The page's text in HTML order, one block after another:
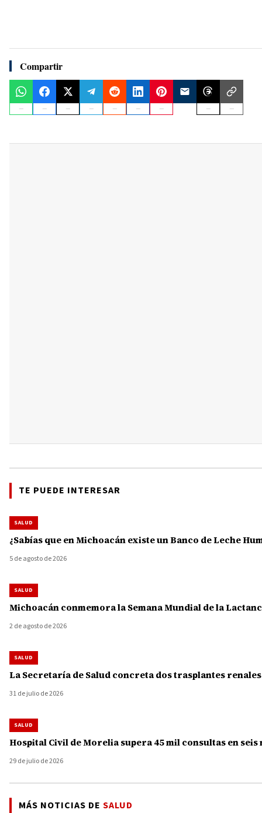
Compartir
TE PUEDE INTERESAR
SALUD
¿Sabías que en Michoacán existe un Banco de Leche
5 de agosto de 2026
SALUD
Michoacán conmemora la Semana Mundial de la
2 de agosto de 2026
SALUD
La Secretaría de Salud concreta dos trasplantes
31 de julio de 2026
SALUD
Hospital Civil de Morelia supera 45 mil consultas en
29 de julio de 2026
MÁS NOTICIAS DE SALUD